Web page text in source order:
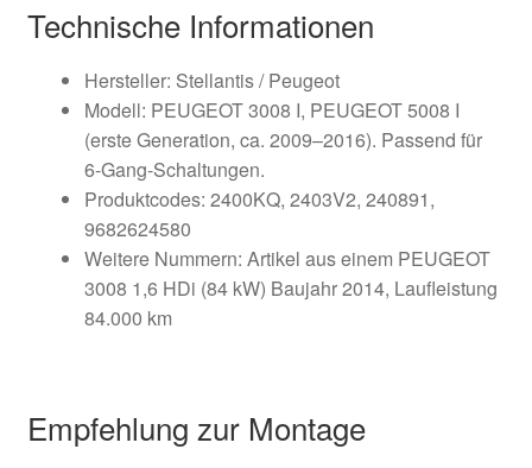
Technische Informationen
Hersteller: Stellantis / Peugeot
Modell: PEUGEOT 3008 I, PEUGEOT 5008 I
(erste Generation, ca. 2009–2016). Passend für
6‑Gang‑Schaltungen.
Produktcodes: 2400KQ, 2403V2, 240891,
9682624580
Weitere Nummern: Artikel aus einem PEUGEOT
3008 1,6 HDi (84 kW) Baujahr 2014, Laufleistung
84.000 km
Empfehlung zur Montage